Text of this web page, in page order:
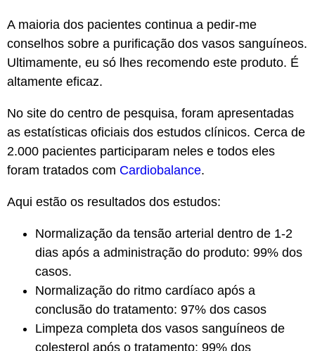
A maioria dos pacientes continua a pedir-me
conselhos sobre a purificação dos vasos sanguíneos.
Ultimamente, eu só lhes recomendo este produto. É
altamente eficaz.
No site do centro de pesquisa, foram apresentadas
as estatísticas oficiais dos estudos clínicos. Cerca de
2.000 pacientes participaram neles e todos eles
foram tratados com Cardiobalance.
Aqui estão os resultados dos estudos:
Normalização da tensão arterial dentro de 1-2
dias após a administração do produto: 99% dos
casos.
Normalização do ritmo cardíaco após a
conclusão do tratamento: 97% dos casos
Limpeza completa dos vasos sanguíneos de
colesterol após o tratamento: 99% dos